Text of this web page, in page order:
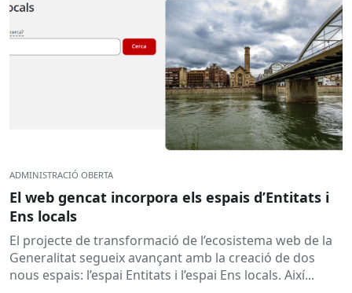
ADMINISTRACIÓ OBERTA
El web gencat incorpora els espais d’Entitats i
Ens locals
El projecte de transformació de l’ecosistema web de la
Generalitat segueix avançant amb la creació de dos
nous espais: l’espai Entitats i l’espai Ens locals. Així...